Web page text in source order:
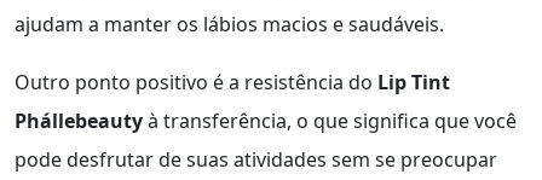
ajudam a manter os lábios macios e saudáveis.
Outro ponto positivo é a resistência do Lip Tint
Phállebeautyà transferência, o que significa que você
pode desfrutar de suas atividades sem se preocupar